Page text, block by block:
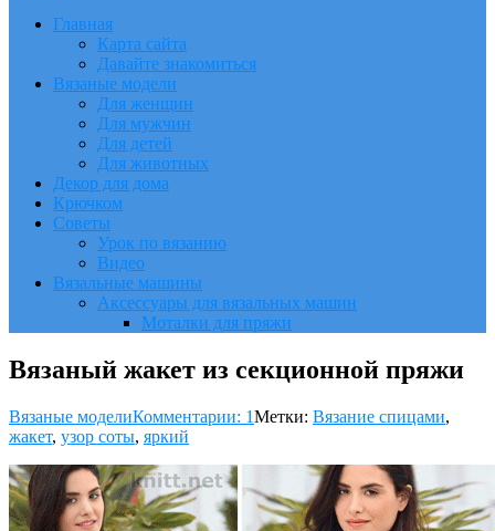
Главная
Карта сайта
Давайте знакомиться
Вязаные модели
Для женщин
Для мужчин
Для детей
Для животных
Декор для дома
Крючком
Советы
Урок по вязанию
Видео
Вязальные машины
Аксессуары для вязальных машин
Моталки для пряжи
Вязаный жакет из секционной пряжи
Вязаные моделиКомментарии: 1Метки: Вязание спицами,
жакет, узор соты, яркий